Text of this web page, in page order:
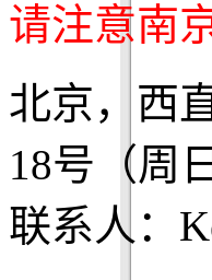
请注意南
北京，西
18号（周
联系人：